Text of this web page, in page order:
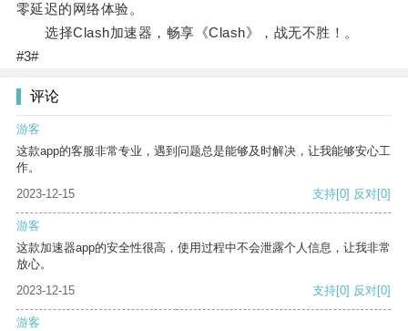
零延迟的网络体验。
选择Clash加速器，畅享《Clash》，战无不胜！。
#3#
评论
游客
这款app的客服非常专业，遇到问题总是能够及时解决，让我能够安心工
作。
2023-12-15
支持[0] 反对[0]
游客
这款加速器app的安全性很高，使用过程中不会泄露个人信息，让我非常
放心。
2023-12-15
支持[0] 反对[0]
游客